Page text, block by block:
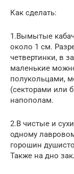
Как сделать:
1.Вымытые
около 1 см.
четвертинки, в
маленькие
полукольцами,
(секторами или
напополам.
2.В чистые и
одному
горошин
Также на дно